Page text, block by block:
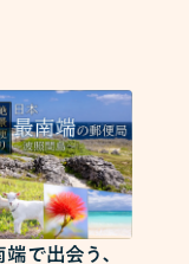
で出会う、